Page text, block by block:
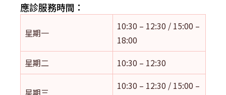
應診服務時間：
星期一
10:30 – 12:30 / 15:00 –
18:00
星期二
10:30 – 12:30
10:30 – 12:30 / 15:00 –